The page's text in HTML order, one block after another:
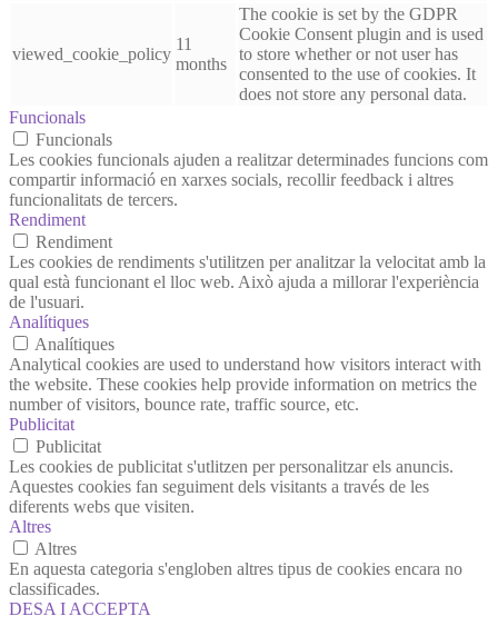
viewed_cookie_policy
11
months
The cookie is set by the GDPR
Cookie Consent plugin and is used
to store whether or not user has
consented to the use of cookies. It
does not store any personal data.
Funcionals
Funcionals
Les cookies funcionals ajuden a realitzar determinades funcions com
compartir informació en xarxes socials, recollir feedback i altres
funcionalitats de tercers.
Rendiment
Rendiment
Les cookies de rendiments s'utilitzen per analitzar la velocitat amb la
qual està funcionant el lloc web. Això ajuda a millorar l'experiència
de l'usuari.
Analítiques
Analítiques
Analytical cookies are used to understand how visitors interact with
the website. These cookies help provide information on metrics the
number of visitors, bounce rate, traffic source, etc.
Publicitat
Publicitat
Les cookies de publicitat s'utlitzen per personalitzar els anuncis.
Aquestes cookies fan seguiment dels visitants a través de les
diferents webs que visiten.
Altres
Altres
En aquesta categoria s'engloben altres tipus de cookies encara no
classificades.
DESA I ACCEPTA